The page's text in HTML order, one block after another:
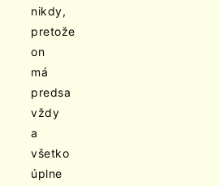
nikdy,
pretože
on
má
predsa
vždy
a
všetko
úplne